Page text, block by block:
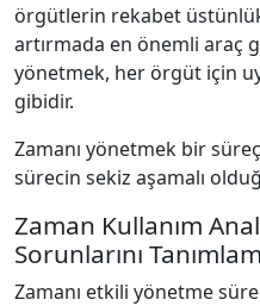
örgütlerin rekabet
artırmada en önemli araç
yönetmek, her örgüt için
gibidir.
Zamanı yönetmek bir
sürecin sekiz aşamalı
Zaman Kullanım
Sorunlarını
Zamanı etkili yönetme